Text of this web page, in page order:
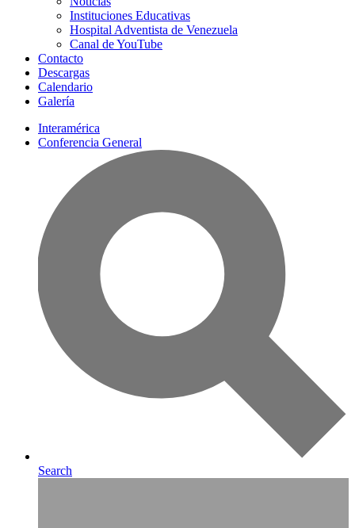
Instituciones Educativas
Hospital Adventista de Venezuela
Canal de YouTube
Contacto
Descargas
Calendario
Galería
Interamérica
Conferencia General
Search